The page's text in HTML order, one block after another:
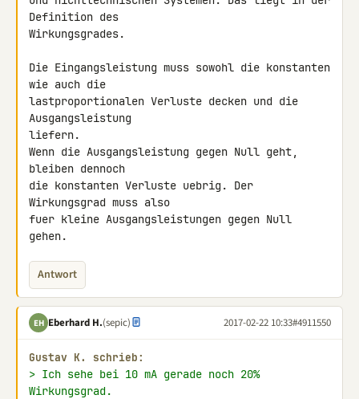
Definition des
Wirkungsgrades.
Die Eingangsleistung muss sowohl die konstanten
wie auch die
lastproportionalen Verluste decken und die
Ausgangsleistung
liefern.
Wenn die Ausgangsleistung gegen Null geht,
bleiben dennoch
die konstanten Verluste uebrig. Der
Wirkungsgrad muss also
fuer kleine Ausgangsleistungen gegen Null
gehen.
Antwort
EH Eberhard H.(sepic) 2017-02-22 10:33#4911550
Gustav K. schrieb:
> Ich sehe bei 10 mA gerade noch 20%
Wirkungsgrad.